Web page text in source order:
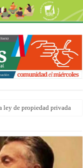
ley de propiedad privada
niñas y adolescentes que